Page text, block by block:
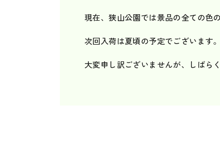
現在、狭山公園では景品の全ての色
次回入荷は夏頃の予定でございます
大変申し訳ございませんが、しばら